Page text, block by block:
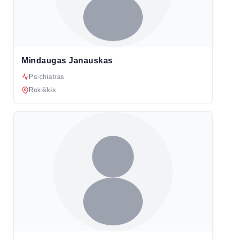
Mindaugas Janauskas
Psichiatras
Rokiškis